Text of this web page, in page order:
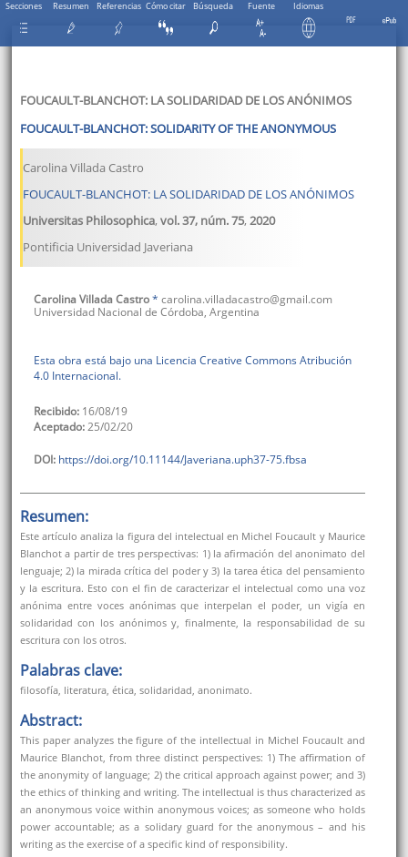
Secciones Resumen Referencias Cómo citar Búsqueda Fuente Idiomas
FOUCAULT-BLANCHOT: LA SOLIDARIDAD DE LOS ANÓNIMOS
FOUCAULT-BLANCHOT: SOLIDARITY OF THE ANONYMOUS
Carolina Villada Castro
FOUCAULT-BLANCHOT: LA SOLIDARIDAD DE LOS ANÓNIMOS
Universitas Philosophica, vol. 37, núm. 75,2020
Pontificia Universidad Javeriana
CarolinaVillada Castro* carolina.villadacastro@gmail.com
Universidad Nacional de Córdoba, Argentina
Esta obra está bajo una Licencia Creative Commons Atribución
4.0 Internacional.
Recibido:16/08/19
Aceptado:25/02/20
DOI: https://doi.org/10.11144/Javeriana.uph37-75.fbsa
Resumen:
Este artículo analiza la figura del intelectual en Michel Foucault y Maurice
Blanchot a partir de tres perspectivas: 1) la afirmación del anonimato del
lenguaje; 2) la mirada crítica del poder y 3) la tarea ética del pensamiento
y la escritura. Esto con el fin de caracterizar el intelectual como una voz
anónima entre voces anónimas que interpelan el poder, un vigía en
solidaridad con los anónimos y, finalmente, la responsabilidad de su
escritura con los otros.
Palabras clave:
filosofía, literatura, ética, solidaridad, anonimato.
Abstract:
This paper analyzes the figure of the intellectual in Michel Foucault and
Maurice Blanchot, from three distinct perspectives: 1) The affirmation of
the anonymity of language; 2) the critical approach against power; and 3)
the ethics of thinking and writing. The intellectual is thus characterized as
an anonymous voice within anonymous voices; as someone who holds
power accountable; as a solidary guard for the anonymous – and his
writing as the exercise of a specific kind of responsibility.